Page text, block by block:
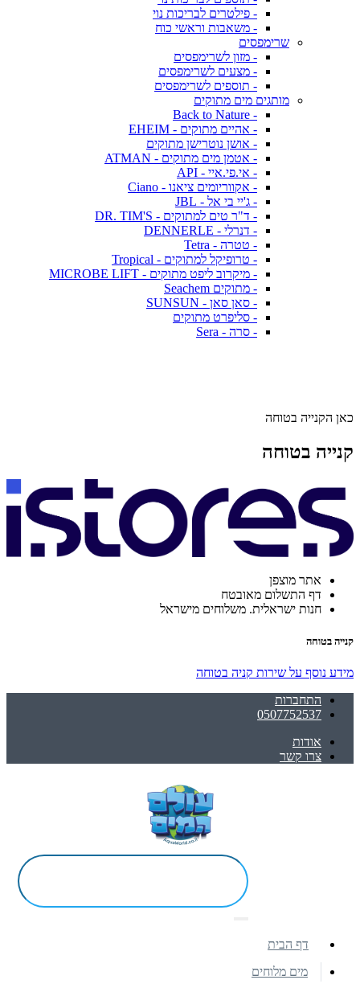
- פילטרים לבריכות נוי
- משאבות וראשי כוח
שרימפסים
- מזון לשרימפסים
- מצעים לשרימפסים
- תוספים לשרימפסים
מותגים מים מתוקים
- Back to Nature
- אהיים מתוקים - EHEIM
- אושן נוטרישן מתוקים
- אטמן מים מתוקים - ATMAN
- אי.פי.איי - API
- אקווריומים ציאנו - Ciano
- ג'יי בי אל - JBL
- ד"ר טים למתוקים - DR. TIM'S
- דנרלי - DENNERLE
- טטרה - Tetra
- טרופיקל למתוקים - Tropical
- מיקרוב ליפט מתוקים - MICROBE LIFT
- מתוקים Seachem
- סאן סאן - SUNSUN
- סליפרט מתוקים
- סרה - Sera
כאן הקנייה בטוחה
קנייה בטוחה
אתר מוצפן
דף התשלום מאובטח
חנות ישראלית. משלוחים מישראל
קנייה בטוחה
מידע נוסף על שירות קניה בטוחה
התחברות
0507752537
אודות
צרו קשר
דף הבית
מים מלוחים